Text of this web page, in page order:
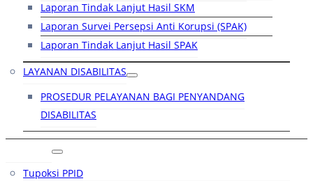
Laporan Tindak Lanjut Hasil SKM
Laporan Survei Persepsi Anti Korupsi (SPAK)
Laporan Tindak Lanjut Hasil SPAK
LAYANAN DISABILITAS
PROSEDUR PELAYANAN BAGI PENYANDANG
DISABILITAS
Tupoksi PPID